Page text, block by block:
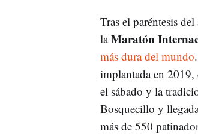
Tras el paréntesis
laMaratón
más dura del mundo
implantada en
el sábado y la
Bosquecillo y
más de 550